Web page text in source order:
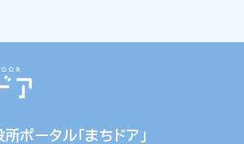
ポータル「まちドア」